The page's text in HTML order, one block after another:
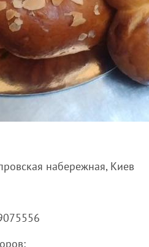
набережная, Киев